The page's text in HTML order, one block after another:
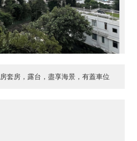
套房，露台，盡享海景，有蓋車位